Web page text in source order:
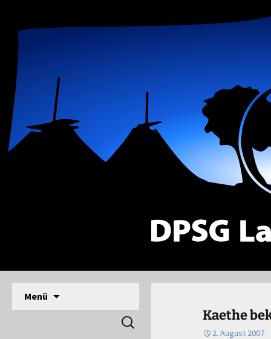
Pfadfinder Langerwehe
DPSG Stamm Langerwehe, Deutsche
Menü
Suchen
nach:
Kaethe
2. August 2007